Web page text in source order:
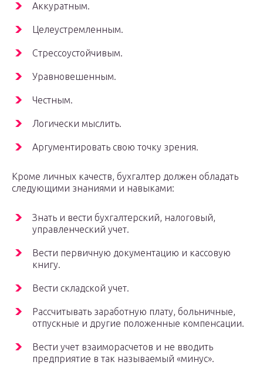
Аккуратным.
Целеустремленным.
Стрессоустойчивым.
Уравновешенным.
Честным.
Логически мыслить.
Аргументировать свою точку зрения.
Кроме личных качеств, бухгалтер должен обладать
следующими знаниями и навыками:
Знать и вести бухгалтерский, налоговый,
управленческий учет.
Вести первичную документацию и кассовую
книгу.
Вести складской учет.
Рассчитывать заработную плату, больничные,
отпускные и другие положенные компенсации.
Вести учет взаиморасчетов и не вводить
предприятие в так называемый «минус».